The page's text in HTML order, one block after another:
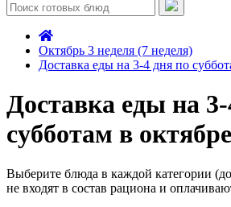
Октябрь 3 неделя (7 неделя)
Доставка еды на 3-4 дня по
Доставка еды на
субботам в октябре
Выберите блюда в каждой категории
не входят в состав рациона и